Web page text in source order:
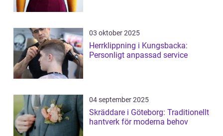
03 oktober 2025
Herrklippning i Kungsbacka:
Personligt anpassad service
04 september 2025
Skräddare i Göteborg: Traditionellt
hantverk för moderna behov